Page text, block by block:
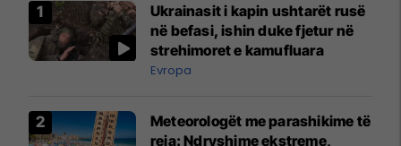
Ukrainasit i kapin ushtarët rusë
në befasi, ishin duke fjetur në
strehimoret e kamufluara
Evropa
Meteorologët me parashikime të
reja: Ndryshime ekstreme,